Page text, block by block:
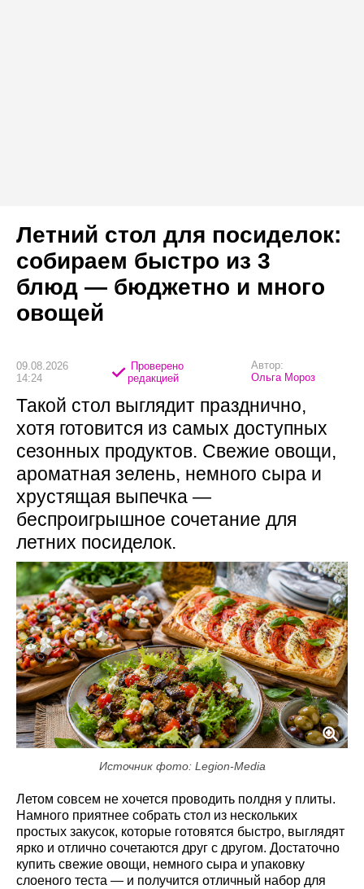
Летний стол для посиделок:
собираем быстро из 3
блюд — бюджетно и много
овощей
09.08.2026
14:24
Проверено
редакцией
Автор:
Ольга Мороз
Такой стол выглядит празднично,
хотя готовится из самых доступных
сезонных продуктов. Свежие овощи,
ароматная зелень, немного сыра и
хрустящая выпечка —
беспроигрышное сочетание для
летних посиделок.
Источник фото: Legion-Media
Летом совсем не хочется проводить полдня у плиты.
Намного приятнее собрать стол из нескольких
простых закусок, которые готовятся быстро, выглядят
ярко и отлично сочетаются друг с другом. Достаточно
купить свежие овощи, немного сыра и упаковку
слоеного теста — и получится отличный набор для